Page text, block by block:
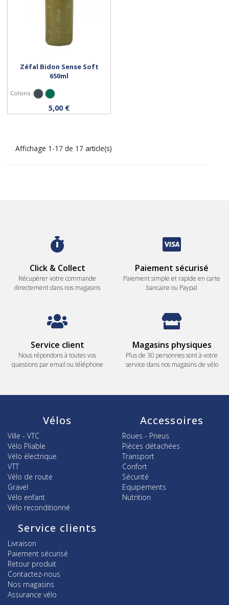
Personnaliser
Zéfal Bidon Sense Soft
650ml
Coloris : Noir Olive
5,00 €
Affichage 1-17 de 17 article(s)
Click & Collect
Récupérer votre commande
directement dans nos magasins
Paiement sécurisé
Paiement simple et rapide en carte
bancaire ou Paypal
Service client
Nous répondons à toutes vos
questions par email ou téléphone
Magasins physiques
Plus de 30 personnes sont à votre
service dans nos magasins de vélo
Vélos
Ville - VTC
Vélo Pliable
Vélo électrique
VTT
Vélo de route
Gravel
Vélo enfant
Vélo reconditionné
Accessoires
Roues - Pneus
Pièces détachées
Transport
Confort
Sécurité
Equipements
Nutrition
Service clients
Livraison
Paiement sécurisé
Retour produit
Contactez-nous
Nos magasins
Assurance vélo